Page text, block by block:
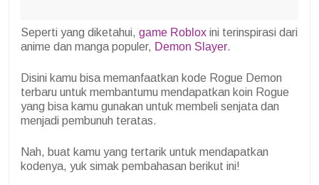
Seperti yang diketahui, game Roblox ini terinspirasi dari
anime dan manga populer, Demon Slayer.
Disini kamu bisa memanfaatkan kode Rogue Demon
terbaru untuk membantumu mendapatkan koin Rogue
yang bisa kamu gunakan untuk membeli senjata dan
menjadi pembunuh teratas.
Nah, buat kamu yang tertarik untuk mendapatkan
kodenya, yuk simak pembahasan berikut ini!